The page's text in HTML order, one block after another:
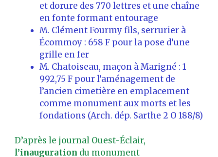
et dorure des 770 lettres et une chaîne
en fonte formant entourage
M. Clément Fourmy fils, serrurier à
Écommoy : 658 F pour la pose d’une
grille en fer
M. Chatoiseau, maçon à Marigné : 1
992,75 F pour l’aménagement de
l’ancien cimetière en emplacement
comme monument aux morts et les
fondations (Arch. dép. Sarthe 2 O 188/8)
D’après le journal Ouest-Éclair,
l’inauguration du monument